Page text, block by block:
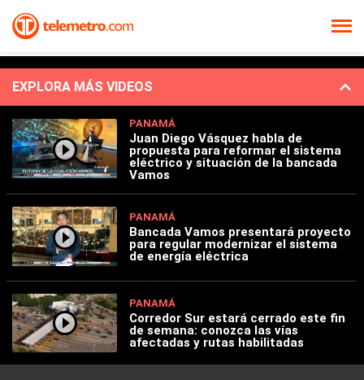
EXPLORA MÁS VIDEOS
PANAMÁ
Juan Diego Vásquez habla de
propuesta para reformar el sistema
eléctrico y situación de la bancada
Vamos
PANAMÁ
Bancada Vamos presentará proyecto
para regular modernizar el sistema
de energía eléctrica
PANAMÁ
Corredor Sur estará cerrado este fin
de semana: conozca las vías
afectadas y rutas habilitadas